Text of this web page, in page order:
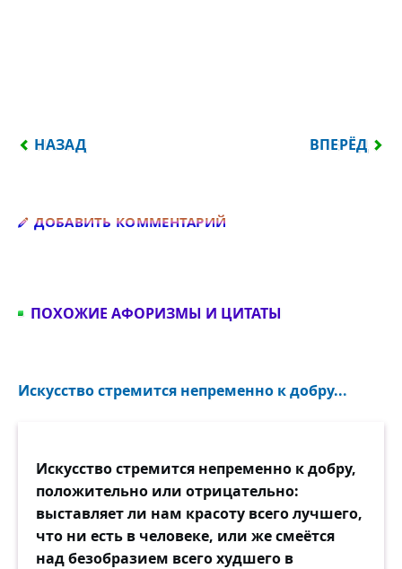
ПРЕДЫДУЩИЙ: ДИВИШЬСЯ ДРАГОЦЕННОСТИ
НАЗАД ВПЕРЁД
ДОБАВИТЬ КОММЕНТАРИЙ
ПОХОЖИЕ АФОРИЗМЫ И ЦИТАТЫ
Искусство стремится непременно к добру...
Искусство стремится непременно к добру,
положительно или отрицательно:
выставляет ли нам красоту всего лучшего,
что ни есть в человеке, или же смеётся
над безобразием всего худшего в